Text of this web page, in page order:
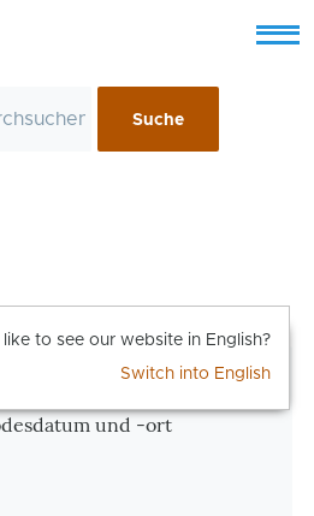
Menu
Galizien – am 9.4.1942 nach
und -ort
to see our website in English?
Switch into English